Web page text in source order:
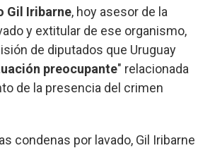
Gil Iribarne, hoy asesor de la
y extitular de ese organismo,
de diputados que Uruguay
preocupante" relacionada
de la presencia del crimen
condenas por lavado, Gil Iribarne